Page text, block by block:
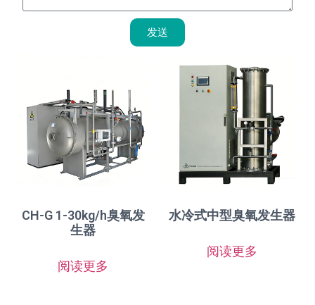
发送
CH-G 1-30kg/h臭氧发
生器
阅读更多
水冷式中型臭氧发生器
阅读更多